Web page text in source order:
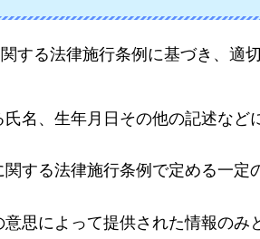
する法律施行条例に基づき、適
名、生年月日その他の記述など
する法律施行条例で定める一定
思によって提供された情報のみ